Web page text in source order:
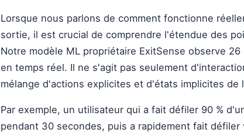
Lorsque nous parlons de comment fonctionne
sortie, il est crucial de comprendre l'étendue des
Notre modèle ML propriétaire ExitSense observe
en temps réel. Il ne s'agit pas seulement
mélange d'actions explicites et d'états implicites de
Par exemple, un utilisateur qui a fait défiler 90 %
pendant 30 secondes, puis a rapidement fait